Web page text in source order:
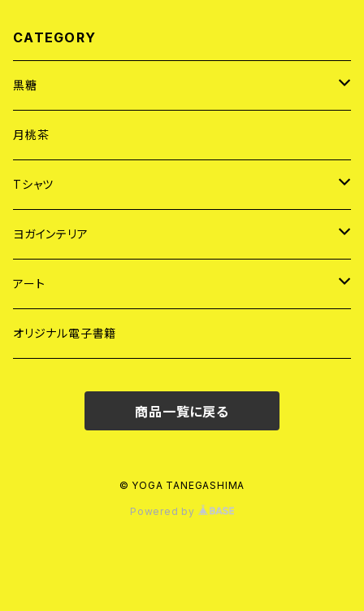
CATEGORY
黒糖
黒糖「雫」
黒糖「ゆめのたね」
月桃茶
Tシャツ
ヨガ Tシャツ
サーフ Tシャツ
ヨガインテリア
サンキャッチャー
ガラス工芸
アート
サーフ・アート
オリジナル電子書籍
商品一覧に戻る
© YOGA TANEGASHIMA
Powered by